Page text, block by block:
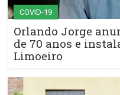
COVID-19
Orlando Jorge
de 70 anos e
Limoeiro